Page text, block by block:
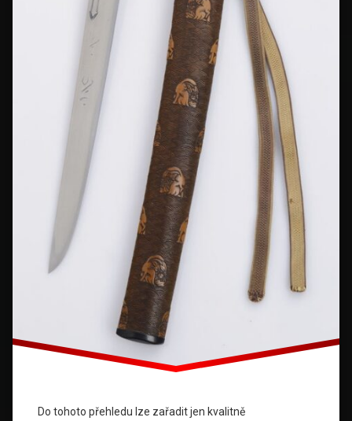
Do tohoto přehledu lze zařadit jen kvalitně